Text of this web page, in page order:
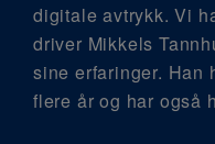
digitale avtrykk. Vi
driver Mikkels
sine erfaringer. Han
flere år og har også